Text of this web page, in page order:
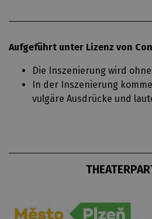
Aufgeführt unter Lizenz von
Die Inszenierung wird
In der Inszenierung
vulgäre Ausdrücke und